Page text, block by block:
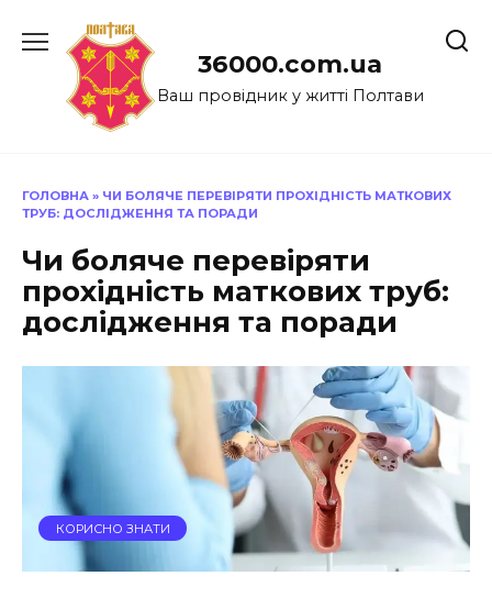
до
36000.com.ua
Ваш провідник у житті Полтави
ГОЛОВНА » ЧИ БОЛЯЧЕ ПЕРЕВІРЯТИ ПРОХІДНІСТЬ МАТКОВИХ
ТРУБ: ДОСЛІДЖЕННЯ ТА ПОРАДИ
Чи боляче перевіряти
прохідність маткових труб:
дослідження та поради
КОРИСНО ЗНАТИ